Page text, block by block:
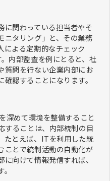
に関わっている担当者やそ
ニタリング」と、その業務
による定期的なチェック
内部監査を例にとると、社
質問を行ない企業内部にお
認することになります。
深めて環境を整備すること
することは、内部統制の目
たとえば、ITを利用した統
ことで統制活動の自動化が
向けて情報発信すれば、